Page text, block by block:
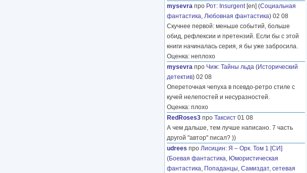
mysevra про Рот: Insurgent[en] (Социальная
фантастика, Любовная фантастика) 02 08
Скучнее первой: меньше событий, больше
обид, рефлексии и претензий. Если бы с этой
книги начиналась серия, я бы уже забросила.
Оценка: неплохо
mysevra про Чиж: Тайны льда (Исторический
детектив) 02 08
Опереточная чепуха в псевдо-ретро стиле с
кучей нелепостей и несуразностей.
Оценка: плохо
RedRoses3 про Таксист 01 08
А чем дальше, тем лучше написано. 7 часть
другой "автор" писал? ))
udrees про Лисицин: Я – Орк. Том 1 [СИ]
(Боевая фантастика, Юмористическая
фантастика, Попаданцы, Самиздат, сетевая